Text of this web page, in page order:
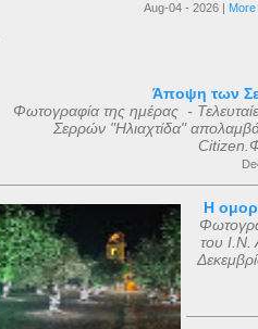
Aug-04 - 2026 | More
Άποψη των
Φωτογραφία της ημέρας -
Σερρών "Ηλιαχτίδα"
Η
του Ι.Ν.